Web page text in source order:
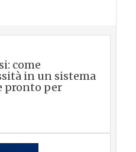
come
in un sistema
pronto per